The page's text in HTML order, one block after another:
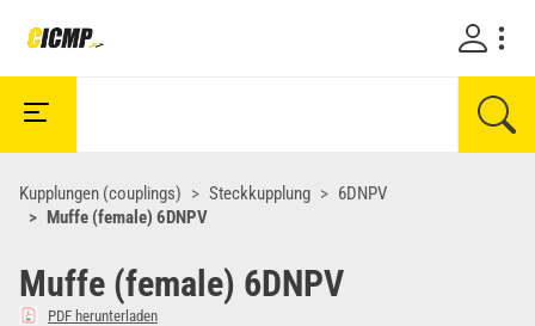
Kupplungen (couplings) Steckkupplung
6DNPV
Muffe (female) 6DNPV
Muffe (female) 6DNPV
PDF herunterladen